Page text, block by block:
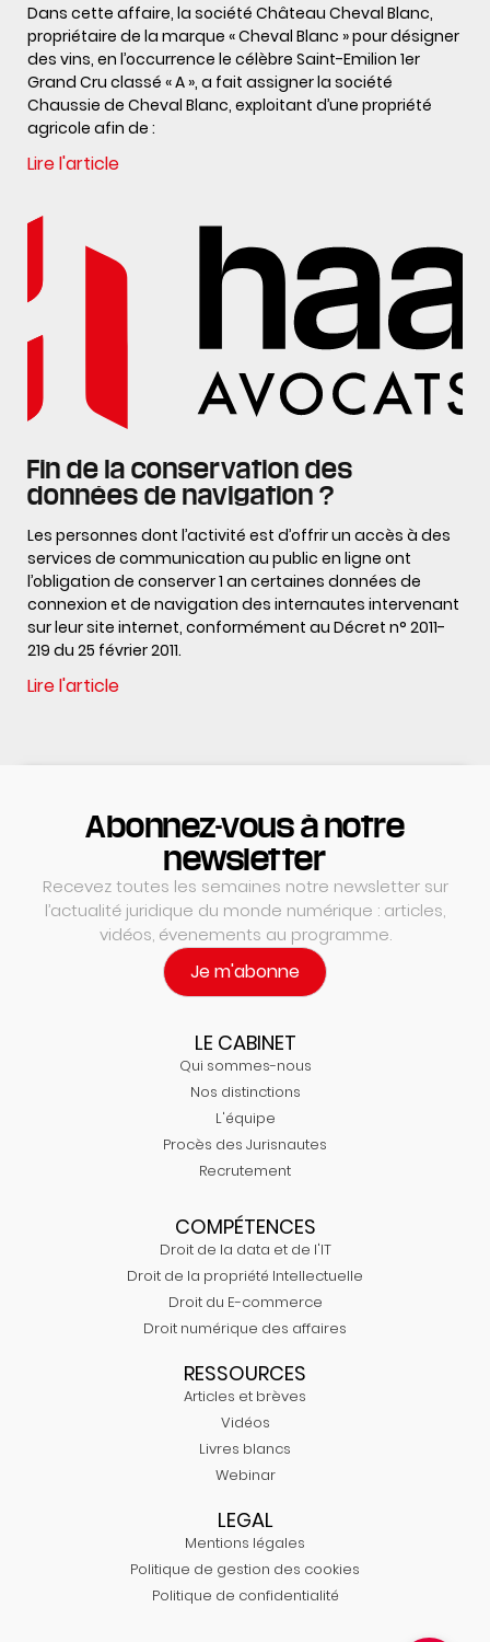
Dans cette affaire, la société Château Cheval Blanc,
propriétaire de la marque « Cheval Blanc » pour désigner
des vins, en l’occurrence le célèbre Saint-Emilion 1er
Grand Cru classé « A », a fait assigner la société
Chaussie de Cheval Blanc, exploitant d’une propriété
agricole afin de :
Lire l'article
Fin de la conservation des
données de navigation ?
Les personnes dont l’activité est d’offrir un accès à des
services de communication au public en ligne ont
l’obligation de conserver 1 an certaines données de
connexion et de navigation des internautes intervenant
sur leur site internet, conformément au Décret n° 2011-
219 du 25 février 2011.
Lire l'article
Abonnez-vous à notre
newsletter
Recevez toutes les semaines notre newsletter sur
l’actualité juridique du monde numérique : articles,
vidéos, évenements au programme.
Je m'abonne
LE CABINET
Qui sommes-nous
Nos distinctions
L'équipe
Procès des Jurisnautes
Recrutement
COMPÉTENCES
Droit de la data et de l'IT
Droit de la propriété Intellectuelle
Droit du E-commerce
Droit numérique des affaires
RESSOURCES
Articles et brèves
Vidéos
Livres blancs
Webinar
LEGAL
Mentions légales
Politique de gestion des cookies
Politique de confidentialité